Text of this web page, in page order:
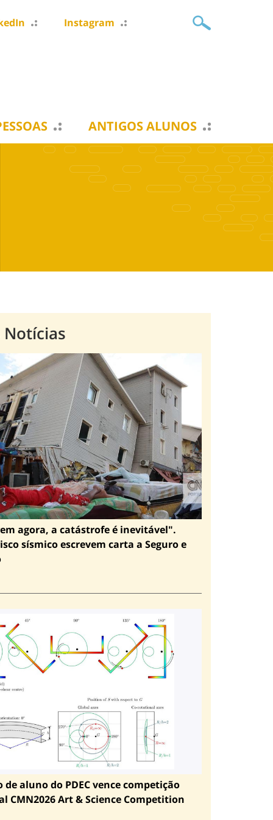
Instagram
ANTIGOS ALUNOS
agora, a catástrofe é inevitável".
sísmico escrevem carta a Seguro e
de aluno do PDEC vence competição
CMN2026 Art & Science Competition